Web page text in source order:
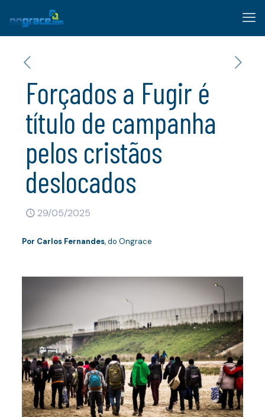
Forçados a Fugir é
título de campanha
pelos cristãos
deslocados
29/05/2025
Por Carlos Fernandes, do Ongrace